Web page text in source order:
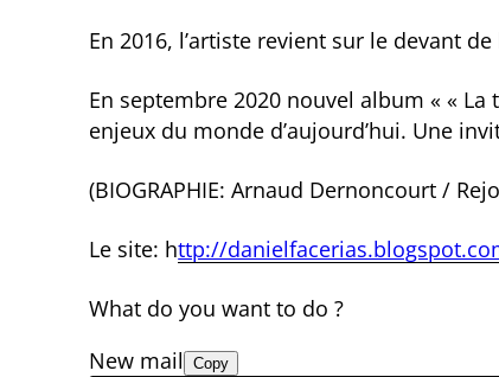
En 2016, l’artiste revient sur le devant
En septembre 2020 nouvel album « «
enjeux du monde d’aujourd’hui. Une
(BIOGRAPHIE: Arnaud Dernoncourt /
Le site: http://
What do you want to do ?
New mail Copy